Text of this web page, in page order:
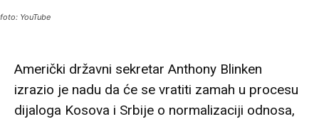
foto: YouTube
Američki državni sekretar Anthony Blinken
izrazio je nadu da će se vratiti zamah u procesu
dijaloga Kosova i Srbije o normalizaciji odnosa,